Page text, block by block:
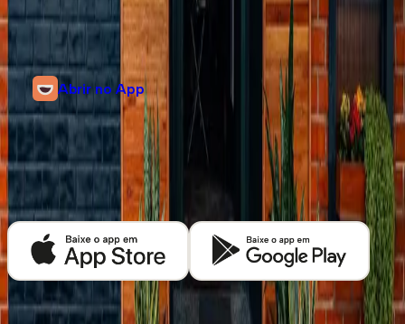
Centro, Mandaguari, Paraná
@queroassucar
Abrir no App
Descubra mais cafeterias em Mandaguari
Baixe o app Kafex e encontre as melhores cafeterias de café especial
perto de você.